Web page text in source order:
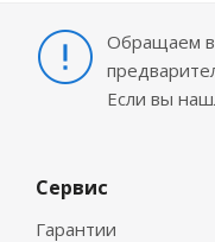
Обращаем
Если вы
Сервис
Гарантии